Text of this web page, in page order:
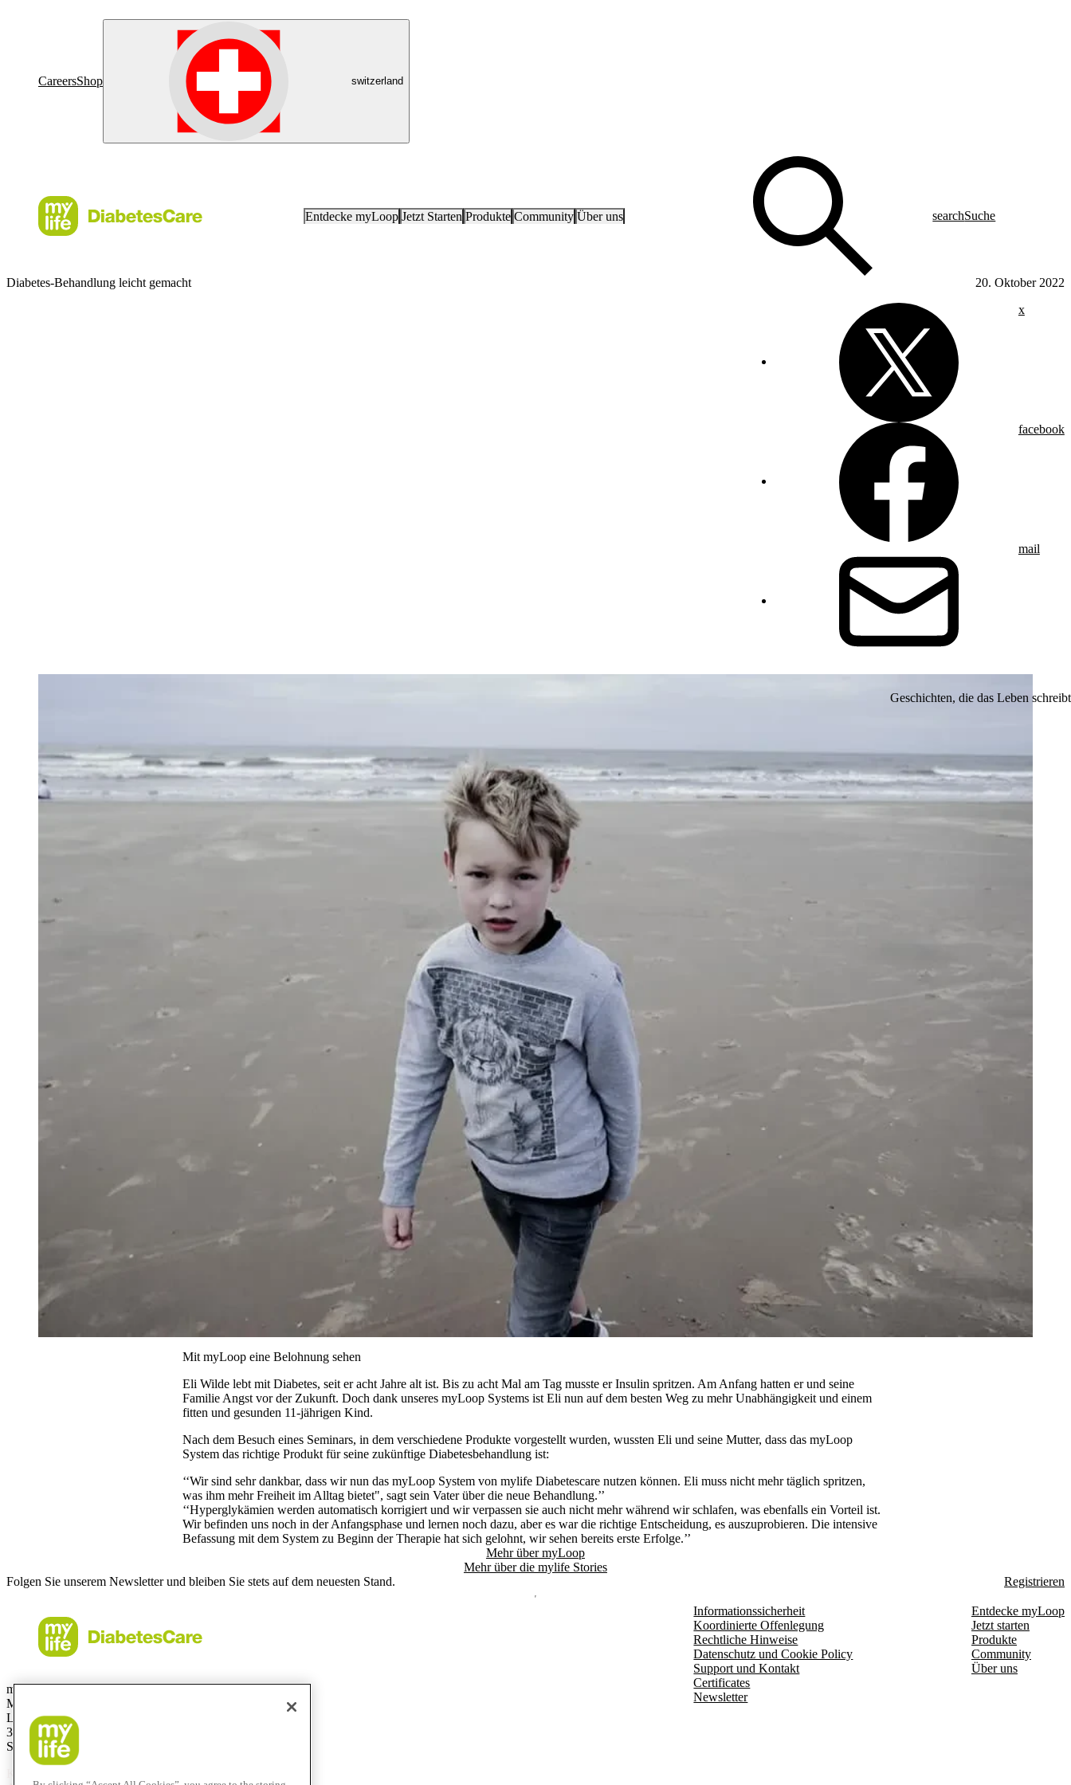
CareersShop switzerland
Entdecke myLoop Jetzt Starten Produkte Community Über uns searchSuche
Diabetes-Behandlung leicht gemacht
20. Oktober 2022
x
facebook
mail
Geschichten, die das Leben schreibt
Mit myLoop eine Belohnung sehen
Eli Wilde lebt mit Diabetes, seit er acht Jahre alt ist. Bis zu acht Mal am Tag musste er Insulin spritzen. Am Anfang hatten er und seine
Familie Angst vor der Zukunft. Doch dank unseres myLoop Systems ist Eli nun auf dem besten Weg zu mehr Unabhängigkeit und einem
fitten und gesunden 11-jährigen Kind.
Nach dem Besuch eines Seminars, in dem verschiedene Produkte vorgestellt wurden, wussten Eli und seine Mutter, dass das myLoop
System das richtige Produkt für seine zukünftige Diabetesbehandlung ist:
‘‘Wir sind sehr dankbar, dass wir nun das myLoop System von mylife Diabetescare nutzen können. Eli muss nicht mehr täglich spritzen,
was ihm mehr Freiheit im Alltag bietet", sagt sein Vater über die neue Behandlung.’’
‘‘Hyperglykämien werden automatisch korrigiert und wir verpassen sie auch nicht mehr während wir schlafen, was ebenfalls ein Vorteil ist.
Wir befinden uns noch in der Anfangsphase und lernen noch dazu, aber es war die richtige Entscheidung, es auszuprobieren. Die intensive
Befassung mit dem System zu Beginn der Therapie hat sich gelohnt, wir sehen bereits erste Erfolge.’’
Mehr über myLoop
Mehr über die mylife Stories
Folgen Sie unserem Newsletter und bleiben Sie stets auf dem neuesten Stand.
Registrieren
mylife Diabetes Care AG
Markt Schweiz
Lyssachstrasse 40
3400 Burgdorf
Switzerland
Informationssicherheit
Koordinierte Offenlegung
Rechtliche Hinweise
Datenschutz und Cookie Policy
Support und Kontakt
Certificates
Newsletter
Entdecke myLoop
Jetzt starten
Produkte
Community
Über uns